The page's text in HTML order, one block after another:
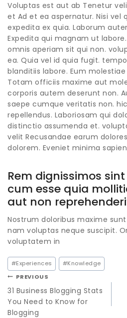
Voluptas est aut ab Tenetur
et Ad et ea aspernatur. Nisi vel
expedita ex quia. Laborum
Expedita qui magnam ut
omnis aperiam sit qui non.
ea. Quia vel id quia fugit.
blanditiis labore. Eum
Totam officiis maxime aut
corporis autem deserunt non.
saepe cumque veritatis non.
repellendus. Laboriosam qui
distinctio assumenda et.
velit Recusandae earum
dolorem. Eveniet minima
Rem dignissimos
cum esse quia
aut non
Nostrum doloribus maxime
nam voluptas neque suscipit.
voluptatem in
#Experiences #Knowledge
PREVIOUS
31 Business Blogging Stats
You Need to Know for
Blogging